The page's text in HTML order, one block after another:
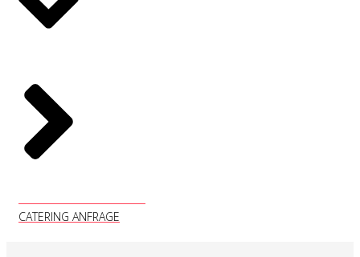
CATERING ANFRAGE